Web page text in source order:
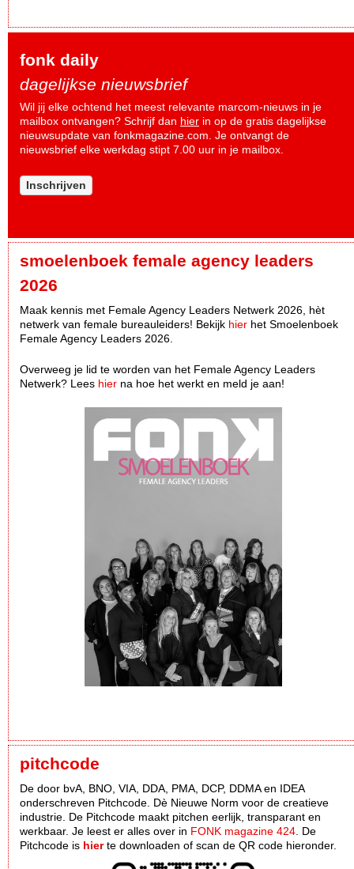
fonk daily
dagelijkse nieuwsbrief
Wil jij elke ochtend het meest relevante marcom-nieuws in je
mailbox ontvangen? Schrijf dan hier in op de gratis dagelijkse
nieuwsupdate van fonkmagazine.com. Je ontvangt de
nieuwsbrief elke werkdag stipt 7.00 uur in je mailbox.
Inschrijven
smoelenboek female agency leaders
2026
Maak kennis met Female Agency Leaders Netwerk 2026, hèt
netwerk van female bureauleiders! Bekijk hier het Smoelenboek
Female Agency Leaders 2026.
Overweeg je lid te worden van het Female Agency Leaders
Netwerk? Lees hier na hoe het werkt en meld je aan!
pitchcode
De door bvA, BNO, VIA, DDA, PMA, DCP, DDMA en IDEA
onderschreven Pitchcode. Dè Nieuwe Norm voor de creatieve
industrie. De Pitchcode maakt pitchen eerlijk, transparant en
werkbaar. Je leest er alles over in FONK magazine 424 . De
Pitchcode is hierte downloaden of scan de QR code hieronder.